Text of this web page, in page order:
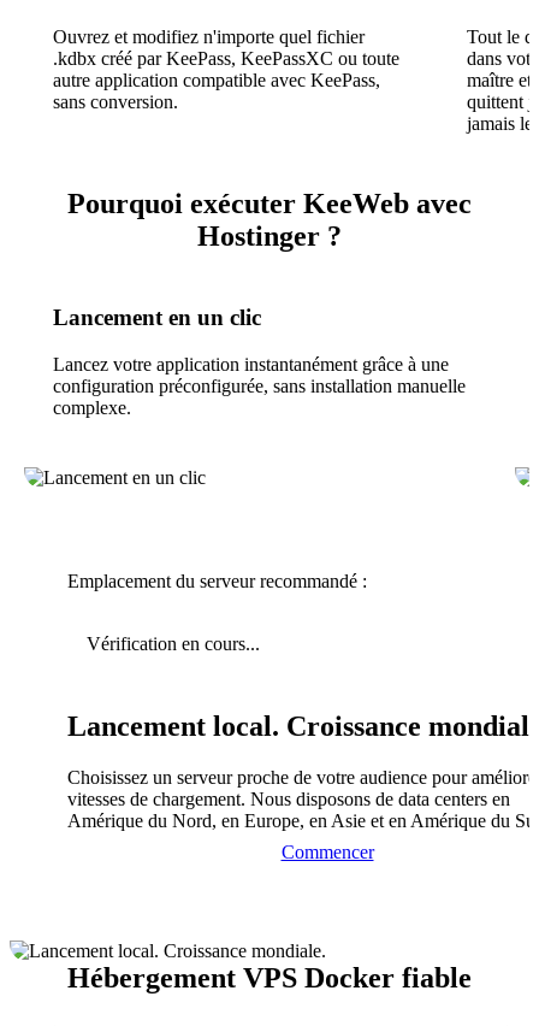
Ouvrez et modifiez n'importe quel fichier
.kdbx créé par KeePass, KeePassXC ou toute
autre application compatible avec KeePass,
sans conversion.
Tout le
dans
maître et
quittent
jamais le
Pourquoi exécuter KeeWeb avec
Hostinger ?
Lancement en un clic
Lancez votre application instantanément grâce à une
configuration préconfigurée, sans installation manuelle
complexe.
Emplacement du serveur recommandé :
Vérification en cours...
Lancement local. Croissance
Choisissez un serveur proche de votre audience pour
vitesses de chargement. Nous disposons de data centers en
Amérique du Nord, en Europe, en Asie et en Amérique du
Commencer
Hébergement VPS Docker fiable